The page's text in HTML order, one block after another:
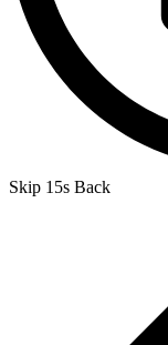
Skip 15s Back